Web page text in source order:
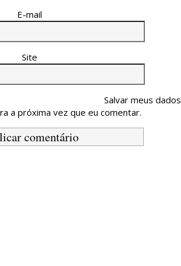
E-mail
Site
Salvar meus dados
a próxima vez que eu comentar.